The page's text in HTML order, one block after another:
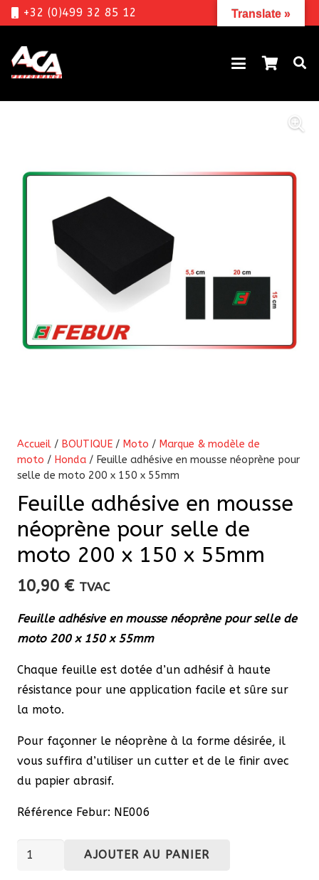
+32 (0)499 32 85 12
Accueil / BOUTIQUE / Moto / Marque & modèle de
moto / Honda / Feuille adhésive en mousse néoprène pour
selle de moto 200 x 150 x 55mm
Feuille adhésive en mousse
néoprène pour selle de
moto 200 x 150 x 55mm
10,90 € TVAC
Feuille adhésive en mousse néoprène pour selle de
moto 200 x 150 x 55mm
Chaque feuille est dotée d’un adhésif à haute
résistance pour une application facile et sûre sur
la moto.
Pour façonner le néoprène à la forme désirée, il
vous suffira d’utiliser un cutter et de le finir avec
du papier abrasif.
Référence Febur: NE006
quantité
AJOUTER AU PANIER
Translate »